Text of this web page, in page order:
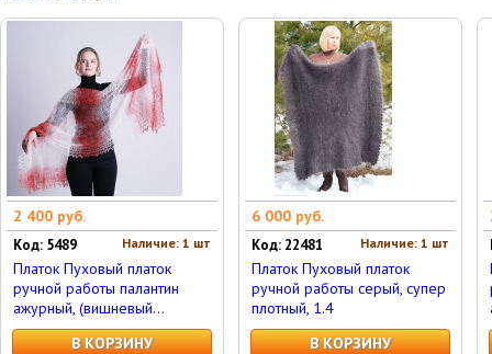
2 400 руб.
Наличие: 1 шт
Код: 5489
Платок Пуховый платок
ручной работы палантин
ажурный, (вишневый...
В КОРЗИНУ
6 000 руб.
Наличие: 1 шт
Код: 22481
Платок Пуховый платок
ручной работы серый, супер
плотный, 1.4
В КОРЗИНУ